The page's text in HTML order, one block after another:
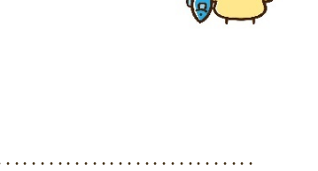
・・・・・・・・・・・・・・・・・・・・・・・・・・・・